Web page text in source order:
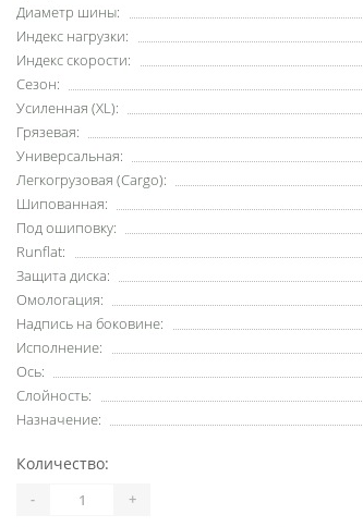
Диаметр шины:
Индекс нагрузки:
Индекс скорости:
Сезон:
Усиленная (XL):
Грязевая:
Универсальная:
Легкогрузовая (Cargo):
Шипованная:
Под ошиповку:
Runflat:
Защита диска:
Омологация:
Надпись на боковине:
Исполнение:
Ось:
Слойность:
Назначение:
Количество:
- +